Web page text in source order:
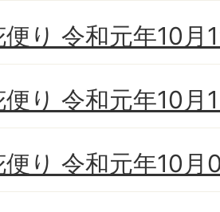
便り 令和元年10月
便り 令和元年10月
便り 令和元年10月